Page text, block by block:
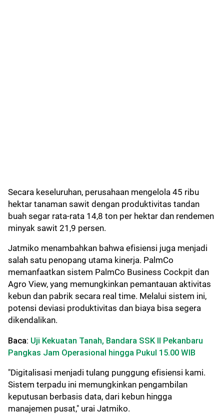
Secara keseluruhan, perusahaan mengelola 45 ribu
hektar tanaman sawit dengan produktivitas tandan
buah segar rata-rata 14,8 ton per hektar dan rendemen
minyak sawit 21,9 persen.
Jatmiko menambahkan bahwa efisiensi juga menjadi
salah satu penopang utama kinerja. PalmCo
memanfaatkan sistem PalmCo Business Cockpit dan
Agro View, yang memungkinkan pemantauan aktivitas
kebun dan pabrik secara real time. Melalui sistem ini,
potensi deviasi produktivitas dan biaya bisa segera
dikendalikan.
Baca: Uji Kekuatan Tanah, Bandara SSK II Pekanbaru
Pangkas Jam Operasional hingga Pukul 15.00 WIB
"Digitalisasi menjadi tulang punggung efisiensi kami.
Sistem terpadu ini memungkinkan pengambilan
keputusan berbasis data, dari kebun hingga
manajemen pusat," urai Jatmiko.